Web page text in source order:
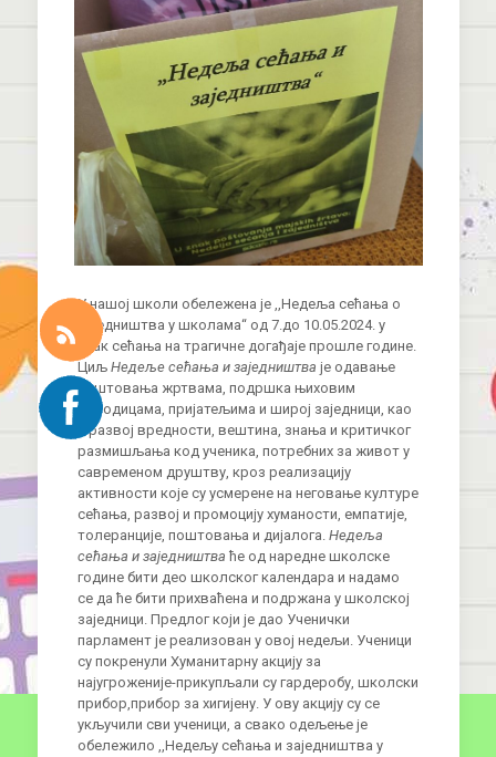
У нашој школи обележена је ,,Недеља сећања о
заједништва у школама“ од 7.до 10.05.2024. у
знак сећања на трагичне догађаје прошле године.
Циљ Недеље сећања и заједништва је одавање
поштовања жртвама, подршка њиховим
породицама, пријатељима и широј заједници, као
и развој вредности, вештина, знања и критичког
размишљања код ученика, потребних за живот у
савременом друштву, кроз реализацију
активности које су усмерене на неговање културе
сећања, развој и промоцију хуманости, емпатије,
толеранције, поштовања и дијалога. Недеља
сећања и заједништва ће од наредне школске
године бити део школског календара и надамо
се да ће бити прихваћена и подржана у школској
заједници. Предлог који је дао Ученички
парламент је реализован у овој недељи. Ученици
су покренули Хуманитарну акцију за
најугроженије-прикупљали су гардеробу, школски
прибор,прибор за хигијену. У ову акцију су се
укључили сви ученици, а свако одељење је
обележило ,,Недељу сећања и заједништва у